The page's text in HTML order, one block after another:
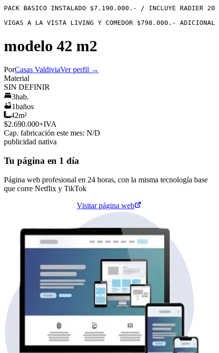
PACK BASICO INSTALADO $7.190.000.- / INCLUYE RADIER 20
VIGAS A LA VISTA LIVING Y COMEDOR $798.000.- ADICIONAL
modelo 42 m2
PorCasas ValdiviaVer perfil →
Material
SIN DEFINIR
3hab.
1baños
42m²
$2.690.000+IVA
Cap. fabricación este mes: N/D
publicidad nativa
Tu página en 1 día
Página web profesional en 24 horas, con la misma tecnología base
que corre Netflix y TikTok
Visitar página web